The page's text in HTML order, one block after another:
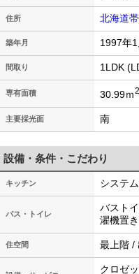
住所 北海道
築年月 1997年1
間取り 1LDK
専有面積 30.99ｍ2
主要採光面 南
設備・条件・こだわり
キッチン システ
バス・トイレ
バスト
濯機置
住空間 最上階 /
クロゼ